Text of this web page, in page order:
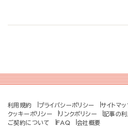
利用規約 プライバシーポリシー サイトマッ
クッキーポリシー
リンクポリシー 記事の
ご契約について
FAQ 会社概要